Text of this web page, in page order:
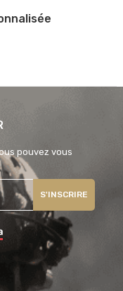
pouvez vous
S'INSCRIRE